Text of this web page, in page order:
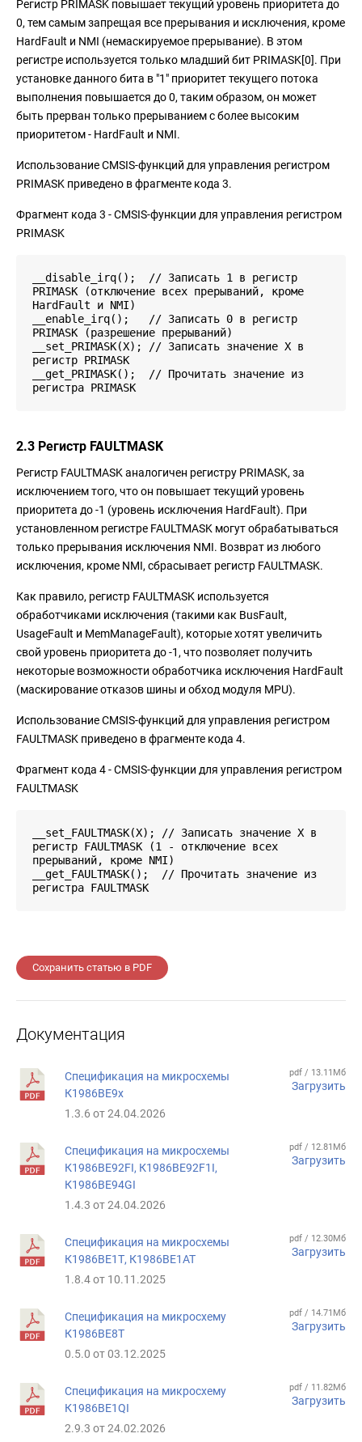
Регистр PRIMASK повышает текущий уровень приоритета до
0, тем самым запрещая все прерывания и исключения, кроме
HardFault и NMI (немаскируемое прерывание). В этом
регистре используется только младший бит PRIMASK[0]. При
установке данного бита в "1" приоритет текущего потока
выполнения повышается до 0, таким образом, он может
быть прерван только прерыванием с более высоким
приоритетом - HardFault и NMI.
Использование CMSIS-функций для управления регистром
PRIMASK приведено в фрагменте кода 3.
Фрагмент кода 3 - CMSIS-функции для управления регистром
PRIMASK
__disable_irq(); // Записать 1 в регистр
PRIMASK (отключение всех прерываний, кроме
HardFault и NMI)
__enable_irq(); // Записать 0 в регистр
PRIMASK (разрешение прерываний)
__set_PRIMASK(X); // Записать значение X в
регистр PRIMASK
__get_PRIMASK(); // Прочитать значение из
регистра PRIMASK
2.3 Регистр FAULTMASK
Регистр FAULTMASK аналогичен регистру PRIMASK, за
исключением того, что он повышает текущий уровень
приоритета до -1 (уровень исключения HardFault). При
установленном регистре FAULTMASK могут обрабатываться
только прерывания исключения NMI. Возврат из любого
исключения, кроме NMI, сбрасывает регистр FAULTMASK.
Как правило, регистр FAULTMASK используется
обработчиками исключения (такими как BusFault,
UsageFault и MemManageFault), которые хотят увеличить
свой уровень приоритета до -1, что позволяет получить
некоторые возможности обработчика исключения HardFault
(маскирование отказов шины и обход модуля MPU).
Использование CMSIS-функций для управления регистром
FAULTMASK приведено в фрагменте кода 4.
Фрагмент кода 4 - CMSIS-функции для управления регистром
FAULTMASK
__set_FAULTMASK(X); // Записать значение X в
регистр FAULTMASK (1 - отключение всех
прерываний, кроме NMI)
__get_FAULTMASK(); // Прочитать значение из
регистра FAULTMASK
Сохранить статью в PDF
Документация
Спецификация на микросхемы
К1986ВЕ9x
1.3.6 от 24.04.2026
pdf / 13.11Мб
Загрузить
Спецификация на микросхемы
К1986ВЕ92FI, К1986ВЕ92F1I,
К1986ВЕ94GI
1.4.3 от 24.04.2026
pdf / 12.81Мб
Загрузить
Спецификация на микросхемы
К1986ВЕ1Т, К1986ВЕ1АТ
1.8.4 от 10.11.2025
pdf / 12.30Мб
Загрузить
Спецификация на микросхему
К1986ВЕ8Т
0.5.0 от 03.12.2025
pdf / 14.71Мб
Загрузить
Спецификация на микросхему
К1986ВЕ1QI
2.9.3 от 24.02.2026
pdf / 11.82Мб
Загрузить